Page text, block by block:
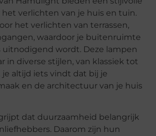
het verlichten van je huis en tuin.
het verlichten van terrassen,
waardoor je buitenruimte
uitnodigend wordt. Deze lampen
in diverse stijlen, van klassiek tot
je altijd iets vindt dat bij je
en de architectuur van je huis
dat duurzaamheid belangrijk
Daarom zijn hun